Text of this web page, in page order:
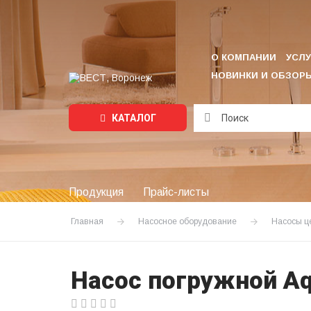
О КОМПАНИИ
НОВИНКИ И
КАТАЛОГ
Подождите...
Продукция Прайс-листы
Главная Насосное оборудование Насосы
Насос погружной